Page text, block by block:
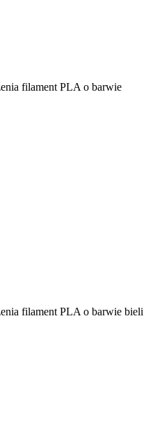
filament PLA o barwie
filament PLA o barwie bieli